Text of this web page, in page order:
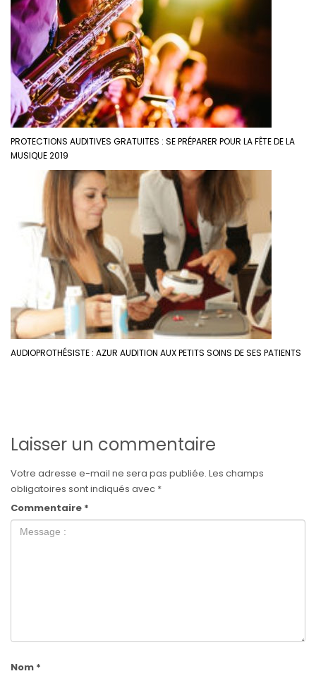
PROTECTIONS AUDITIVES GRATUITES : SE PRÉPARER POUR LA FÊTE DE LA
MUSIQUE 2019
AUDIOPROTHÉSISTE : AZUR AUDITION AUX PETITS SOINS DE SES PATIENTS
Laisser un commentaire
Votre adresse e-mail ne sera pas publiée. Les champs
obligatoires sont indiqués avec *
Commentaire *
Nom *